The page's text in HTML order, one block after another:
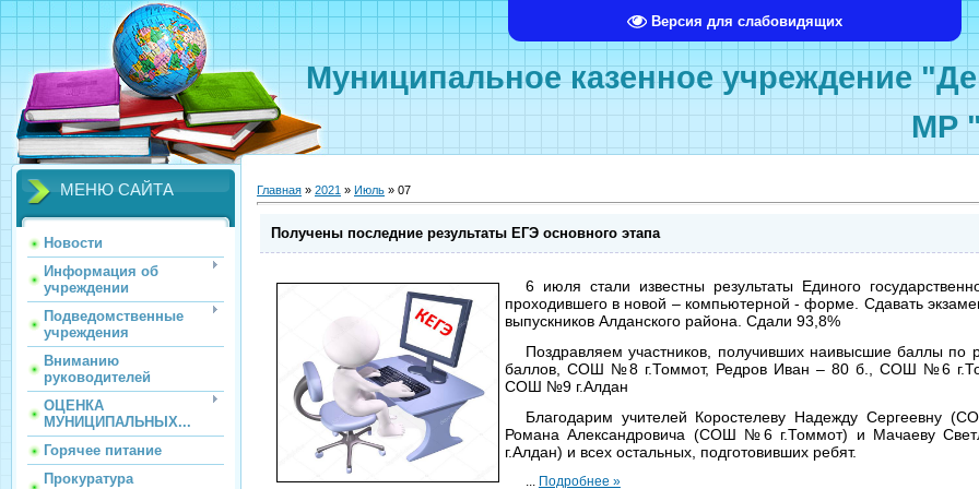
Версия для слабовидящих
Муниципальное казенное учреждение
МР
МЕНЮ САЙТА
Новости
Информация об
учреждении
Подведомственные
учреждения
Вниманию
руководителей
ОЦЕНКА
МУНИЦИПАЛЬНЫХ...
Горячее питание
Прокуратура
Главная » 2021 » Июль » 07
Получены последние результаты ЕГЭ основного этапа
6 июля стали известны результаты Единого
проходившего в новой – компьютерной - форме. Сдавать
выпускников Алданского района. Сдали 93,8%
Поздравляем участников, получивших наивысшие баллы по
баллов, СОШ №8 г.Томмот, Редров Иван – 80 б., СОШ №6
СОШ №9 г.Алдан
Благодарим учителей Коростелеву Надежду Сергеевну
Романа Александровича (СОШ №6 г.Томмот) и Мачаеву
г.Алдан) и всех остальных, подготовивших ребят.
... Подробнее »